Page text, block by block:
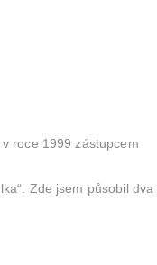
roce 1999 zástupcem
Zde jsem působil dva